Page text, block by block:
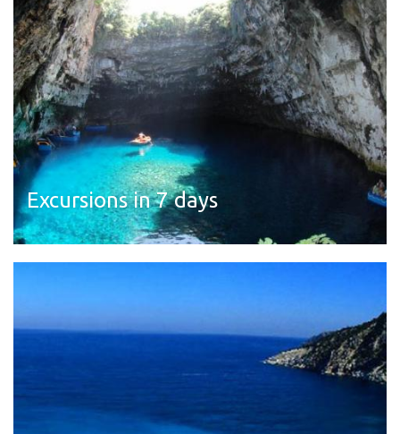
Excursions in 7 days
Διαβάστε περισσότερα